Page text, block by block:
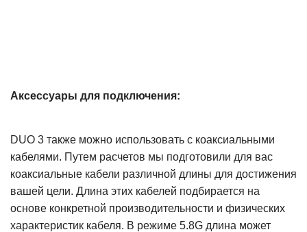
Аксессуары для подключения:
DUO 3 также можно использовать с коаксиальными
кабелями. Путем расчетов мы подготовили для вас
коаксиальные кабели различной длины для достижения
вашей цели. Длина этих кабелей подбирается на
основе конкретной производительности и физических
характеристик кабеля. В режиме 5.8G длина может